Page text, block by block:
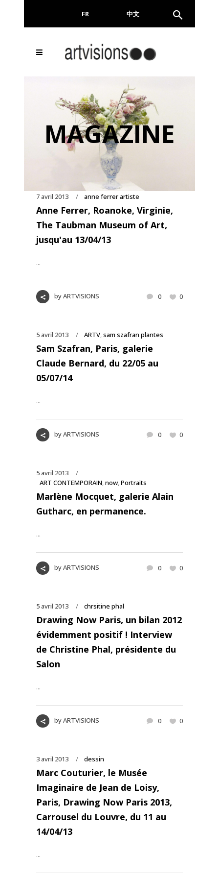
FR 中文
MAGAZINE
7 avril 2013 anne ferrer artiste
Anne Ferrer, Roanoke, Virginie,
The Taubman Museum of Art,
jusqu'au 13/04/13
...
byARTVISIONS 0 0
5 avril 2013 ARTV,sam szafran plantes
Sam Szafran, Paris, galerie
Claude Bernard, du 22/05 au
05/07/14
...
byARTVISIONS 0 0
5 avril 2013
ART CONTEMPORAIN,now,Portraits
Marlène Mocquet, galerie Alain
Gutharc, en permanence.
...
byARTVISIONS 0 0
5 avril 2013 chrsitine phal
Drawing Now Paris, un bilan 2012
évidemment positif ! Interview
de Christine Phal, présidente du
Salon
...
byARTVISIONS 0 0
3 avril 2013 dessin
Marc Couturier, le Musée
Imaginaire de Jean de Loisy,
Paris, Drawing Now Paris 2013,
Carrousel du Louvre, du 11 au
14/04/13
...
Inscrivez-vous à notre
En continuant, vous acceptez de nous communiquer
votre adresse email pour l’envoi de la Newsletter. En
aucun cas elle ne sera transmise à un tiers.